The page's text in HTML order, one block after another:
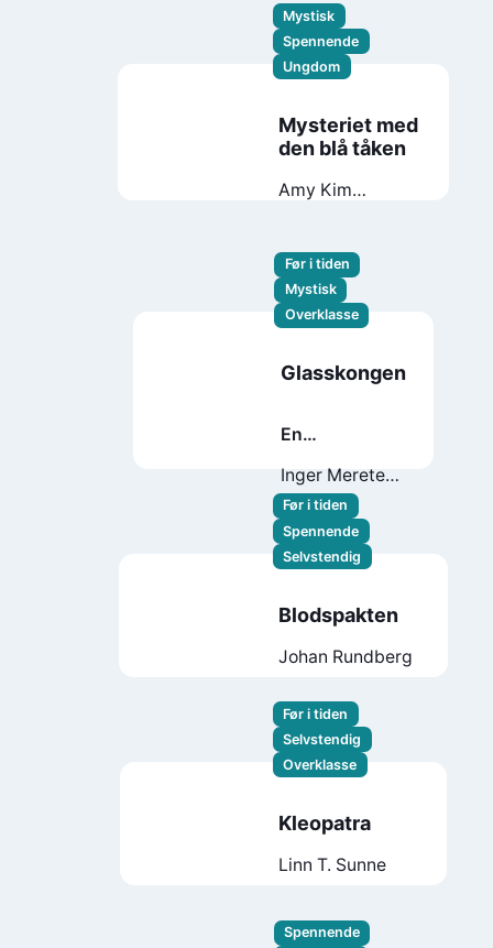
Mystisk
Spennende
Ungdom
Mysteriet med
den blå tåken
Amy Kim
Før i tiden
Mystisk
Overklasse
Glasskongen
En
Inger Merete
Hobbelstad
Før i tiden
Spennende
Selvstendig
Blodspakten
Johan Rundberg
Før i tiden
Selvstendig
Overklasse
Kleopatra
Linn T. Sunne
Spennende